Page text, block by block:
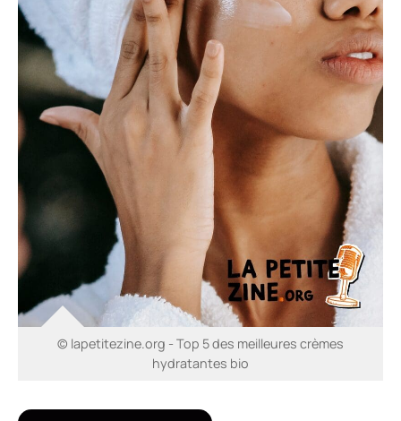
© lapetitezine.org - Top 5 des meilleures crèmes
hydratantes bio